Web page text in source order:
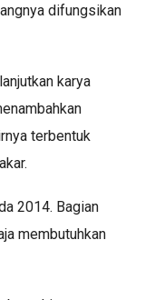
difungsikan
karya
terbentuk
2014. Bagian
membutuhkan